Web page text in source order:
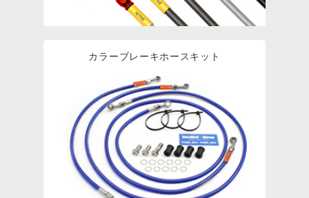
カラーブレーキホースキット